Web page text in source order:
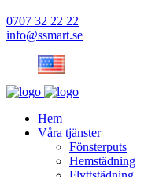
0707 32 22 22
info@ssmart.se
Hem
Våra tjänster
Fönsterputs
Hemstädning